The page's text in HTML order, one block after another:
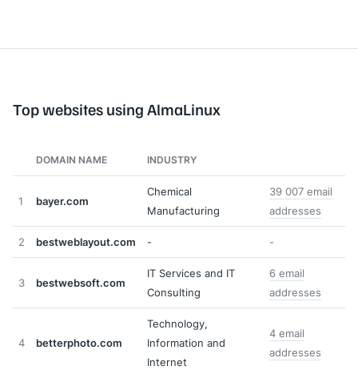
Top websites using AlmaLinux
DOMAIN NAME INDUSTRY
1 bayer.com
Chemical
Manufacturing
39 007 email
addresses
2 bestweblayout.com - -
3 bestwebsoft.com
IT Services and IT
Consulting
6 email
addresses
4 betterphoto.com
Technology,
Information and
Internet
4 email
addresses